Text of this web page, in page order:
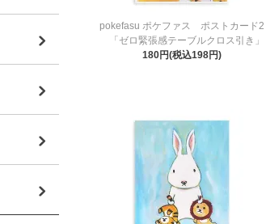
pokefasu ポケファス ポストカード2
「ゼロ緊張感テーブルクロス引き」
180円(税込198円)